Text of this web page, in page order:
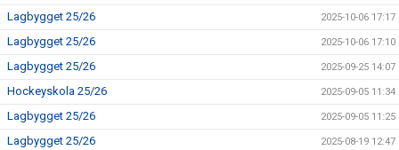
Lagbygget 25/26 2025-10-06 17:17
Lagbygget 25/26 2025-10-06 17:10
Lagbygget 25/26 2025-09-25 14:07
Hockeyskola 25/26 2025-09-05 11:34
Lagbygget 25/26 2025-09-05 11:25
Lagbygget 25/26 2025-08-19 12:47